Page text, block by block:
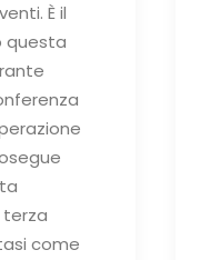
È il
questa
terza
come